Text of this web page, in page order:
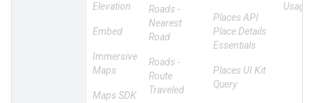
Elevation
Embed
Immersive
Maps
Maps SDK
Roads -
Nearest
Road
Roads -
Route
Traveled
Places API
Place Details
Essentials
Places UI Kit
Query
Usage